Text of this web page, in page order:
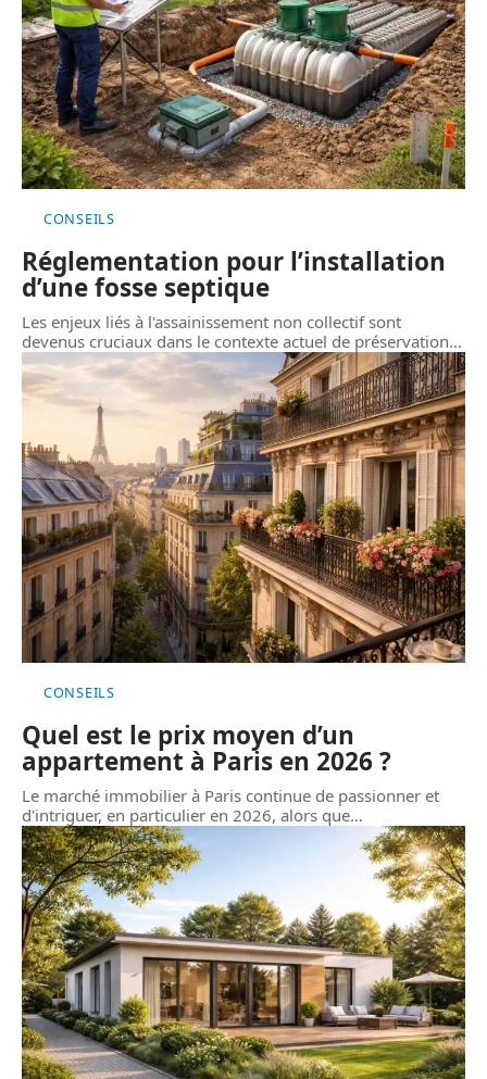
CONSEILS
Réglementation pour l’installation
d’une fosse septique
Les enjeux liés à l'assainissement non collectif sont
devenus cruciaux dans le contexte actuel de préservation…
CONSEILS
Quel est le prix moyen d’un
appartement à Paris en 2026 ?
Le marché immobilier à Paris continue de passionner et
d'intriguer, en particulier en 2026, alors que…